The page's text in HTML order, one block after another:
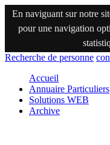
En naviguant sur notre
pour une navigation
Recherche de personne
Accueil
Annuaire Particuliers
Solutions WEB
Archive